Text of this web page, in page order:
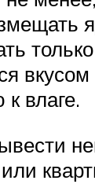
вкусом
влаге.